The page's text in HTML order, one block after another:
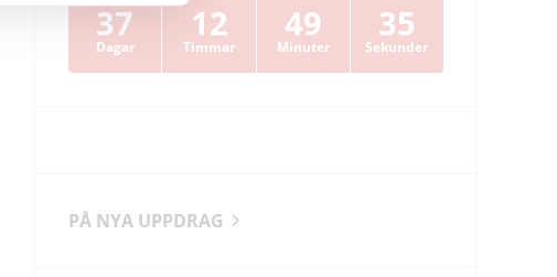
37
Dagar
12
Timmar
49
Minuter
34
Sekunder
PÅ NYA UPPDRAG